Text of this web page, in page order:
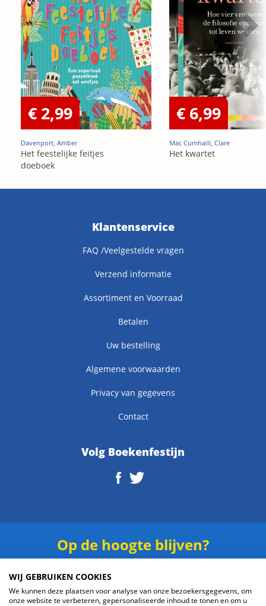
€ 2,99
Davenport, Amber
Het feestelijke feitjes
doeboek
€ 6,99
Mac Cumhaill, Clare
Het kwartet
Klantenservice
FAQ /Veelgestelde vragen
Verzend informatie
Assortiment en Voorraad
Betalen
Uw bestelling
Algemene voorwaarden
Privacy van gegevens
Contact
Volg Boekenfestijn
Op de hoogte blijven?
WIJ GEBRUIKEN COOKIES
We kunnen deze plaatsen voor analyse van onze bezoekersgegevens, om
onze website te verbeteren, gepersonaliseerde inhoud te tonen en om u